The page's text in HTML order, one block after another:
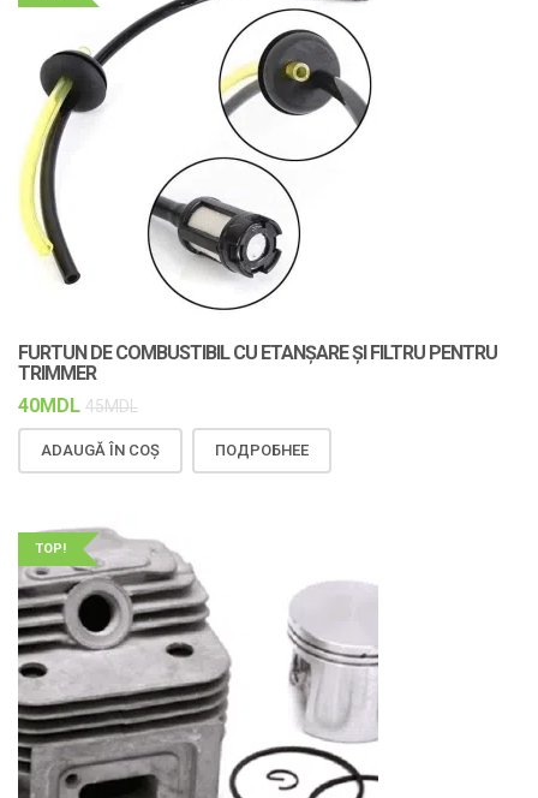
FURTUN DE COMBUSTIBIL CU ETANȘARE ȘI FILTRU PENTRU
TRIMMER
40MDL 45MDL
ADAUGĂ ÎN COȘ ПОДРОБНЕЕ
TOP!